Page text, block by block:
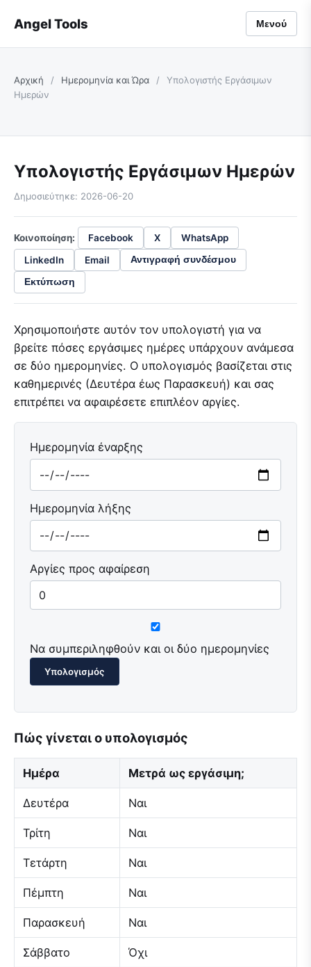
Angel Tools Μενού
Αρχική / Ημερομηνία και Ώρα /
Υπολογιστής Εργάσιμων
Ημερών
Υπολογιστής Εργάσιμων Ημερών
Δημοσιεύτηκε: 2026-06-20
Κοινοποίηση: Facebook X
WhatsApp
LinkedIn
Email Αντιγραφή συνδέσμου
Εκτύπωση
Χρησιμοποιήστε αυτόν τον υπολογιστή για να
βρείτε πόσες εργάσιμες ημέρες υπάρχουν ανάμεσα
σε δύο ημερομηνίες. Ο υπολογισμός βασίζεται στις
καθημερινές (Δευτέρα έως Παρασκευή) και σας
επιτρέπει να αφαιρέσετε επιπλέον αργίες.
Ημερομηνία έναρξης
Ημερομηνία λήξης
Αργίες προς αφαίρεση
Να συμπεριληφθούν και οι δύο ημερομηνίες
Υπολογισμός
Πώς γίνεται ο υπολογισμός
Ημέρα Μετρά ως εργάσιμη;
Δευτέρα Ναι
Τρίτη Ναι
Τετάρτη Ναι
Πέμπτη Ναι
Παρασκευή Ναι
Σάββατο Όχι